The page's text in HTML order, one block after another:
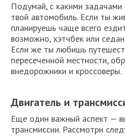
Подумай, с какими задачами
твой автомобиль. Если ты
планируешь чаще всего
возможно, хэтчбек или
Если же ты любишь
пересеченной местности,
внедорожники и кроссоверы.
Двигатель и
Еще один важный аспект —
трансмиссии. Рассмотри